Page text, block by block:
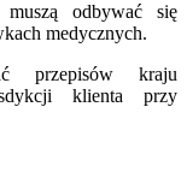
muszą odbywać się
medycznych.
przepisów kraju
klienta przy